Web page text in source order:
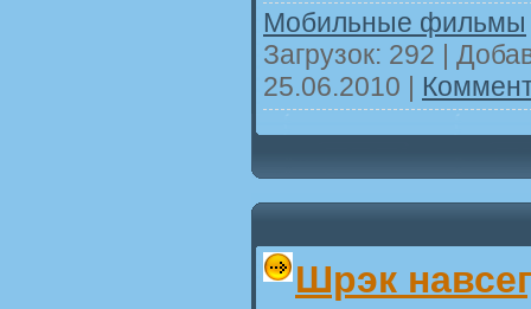
Мобильные фильмы
Загрузок: 292 |
25.06.2010 |
Шрэк